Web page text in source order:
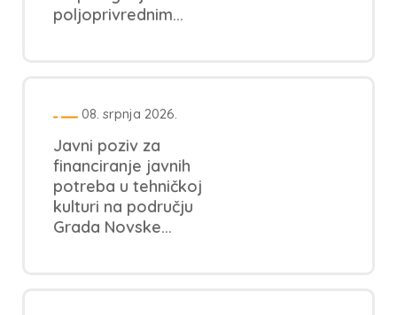
poljoprivrednim...
08. srpnja 2026.
Javni poziv za
financiranje javnih
potreba u tehničkoj
kulturi na području
Grada Novske...